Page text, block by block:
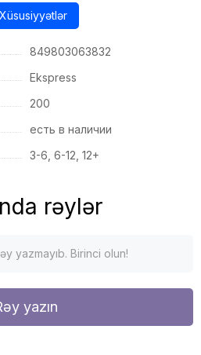
849803063832
Ekspress
200
есть в наличии
3-6, 6-12, 12+
rəylər
yazmayıb. Birinci olun!
yazın